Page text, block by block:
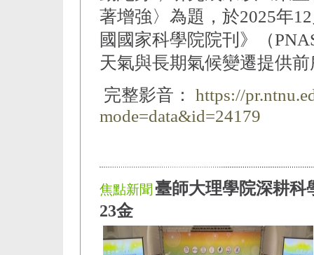
著增強〉為題，於2025年
國國家科學院院刊》（
天氣與長期氣候變遷提供
完整影音：
https://
mode=data&id=24179
焦點新聞臺師大理學院深耕科
23金